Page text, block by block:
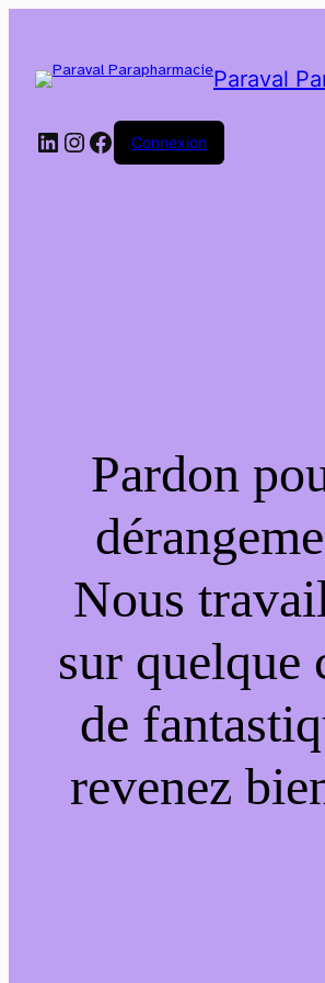
Paraval
LinkedIn
Instagram
Facebook
Connexion
Pardon
Nous
sur quelque
de
revenez